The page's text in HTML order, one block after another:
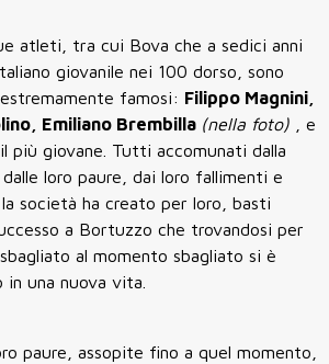
atleti, tra cui Bova che a sedici anni
giovanile nei 100 dorso, sono
famosi: Filippo Magnini,
Emiliano Brembilla (nella foto)
, e
il più giovane. Tutti accomunati dalla
loro paure, dai loro fallimenti e
società ha creato per loro, basti
a Bortuzzo che trovandosi per
al momento sbagliato si è
una nuova vita.
paure, assopite fino a quel momento,